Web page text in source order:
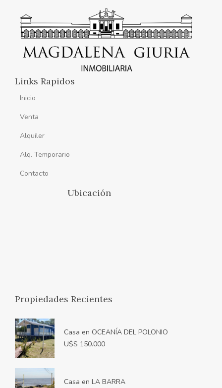
Links Rapidos
Inicio
Venta
Alquiler
Alq. Temporario
Contacto
Ubicación
Propiedades Recientes
Casa en OCEANÍA DEL POLONIO
U$S 150.000
Casa en LA BARRA